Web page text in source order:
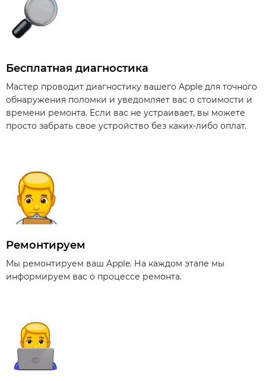
Бесплатная диагностика
Мастер проводит диагностику вашего Apple для точного
обнаружения поломки и уведомляет вас о стоимости и
времени ремонта. Если вас не устраивает, вы можете
просто забрать свое устройство без каких-либо оплат.
Ремонтируем
Мы ремонтируем ваш Apple. На каждом этапе мы
информируем вас о процессе ремонта.